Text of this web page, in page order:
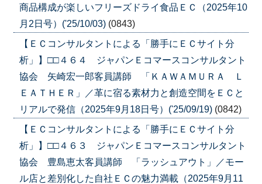
商品構成が楽しいフリーズドライ食品ＥＣ（2025年10
月2日号）('25/10/03) (0843)
【ＥＣコンサルタントによる「勝手にＥＣサイト分
析」】□□４６４ ジャパンＥコマースコンサルタント
協会 矢崎宏一郎客員講師 「ＫＡＷＡＭＵＲＡ Ｌ
ＥＡＴＨＥＲ」／革に宿る素材力と創造空間をＥＣと
リアルで発信（2025年9月18日号）('25/09/19) (0842)
【ＥＣコンサルタントによる「勝手にＥＣサイト分
析」】□□４６３ ジャパンＥコマースコンサルタント
協会 豊島恵太客員講師 「ラッシュアウト」／モー
ル店と差別化した自社ＥＣの魅力満載（2025年9月11